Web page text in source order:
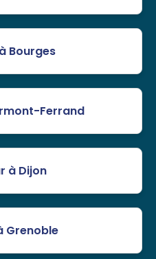
Bourges
Ferrand
à Dijon
Grenoble